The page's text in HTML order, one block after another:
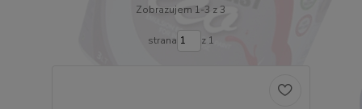
Zobrazujem 1-3 z 3
strana z 1